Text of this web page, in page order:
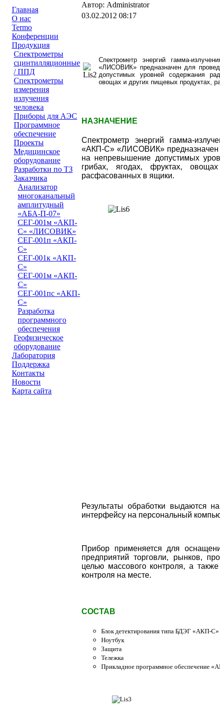
Главная
О нас
Termo
Конференции
Продукция
Cпектрометры
сцинтилляционные
/ ППД
Cпектрометры
измерения
излучения
человека
Приборы для АЭС
Программное
обеспечение
Проeкты
Медицинское
оборудование
Разработки по ТЗ
Заказчика
Анализатор
многоканальный
амплитудный
«АБА-П-07»
СЕГ-001м «АКП-
С» «ЛИСОВИК»
СЕГ-001п «АКП-
С»
СЕГ-001к «АКП-
С»
СЕГ-001м «АКП-
С»
СЕГ-001пс «АКП-
С»
Разработка
программного
обеспечения
Геофизическое
оборудование
Лаборатория
Поддержка
Контакты
Новости
Карта сайта
Автор: Administrator
03.02.2012 08:17
Спектрометр энергий гамма-
«ЛИСОВИК» предназначен для
допустимых уровней содержания
овощах и других пищевых продуктах,
НАЗНАЧЕНИЕ
Спектрометр энергий гамма-
«АКП-С» «ЛИСОВИК» предназначен
на непревышение допустимых
грибах, ягодах, фруктах,
расфасованных в ящики.
Результаты обработки
интерфейсу на персональный
Прибор применяется для
предприятий торговли, рынков,
целью массового контроля, а
контроля на месте.
СОСТАВ
Блок детектирования типа БДЭГ «АКП-С»
Ноутбук
Защита
Тележка
Прикладное программное обеспечение